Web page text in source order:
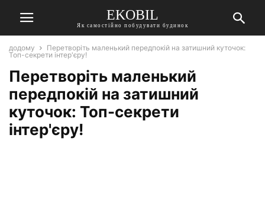
EKOBIL
Як самостійно побудувати будинок
додому
Перетворіть маленький передпокій на затишний куточок:
Топ-секрети інтер'єру!
Перетворіть маленький
передпокій на затишний
куточок: Топ-секрети
інтер'єру!